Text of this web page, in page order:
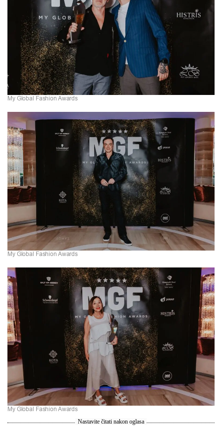
My Global Fashion Awards
My Global Fashion Awards
My Global Fashion Awards
Nastavite čitati nakon oglasa